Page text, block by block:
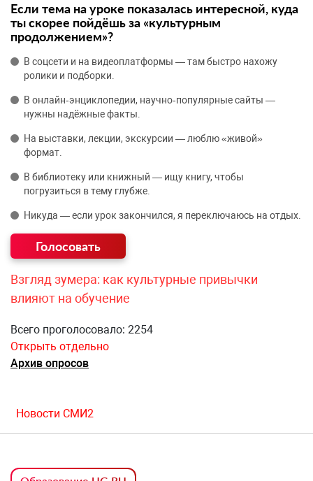
Если тема на уроке показалась интересной, куда
ты скорее пойдёшь за «культурным
продолжением»?
В соцсети и на видеоплатформы — там быстро нахожу
ролики и подборки.
В онлайн‑энциклопедии, научно‑популярные сайты —
нужны надёжные факты.
На выставки, лекции, экскурсии — люблю «живой»
формат.
В библиотеку или книжный — ищу книгу, чтобы
погрузиться в тему глубже.
Никуда — если урок закончился, я переключаюсь на отдых.
Взгляд зумера: как культурные привычки
влияют на обучение
Всего проголосовало: 2254
Открыть отдельно
Архив опросов
Новости СМИ2